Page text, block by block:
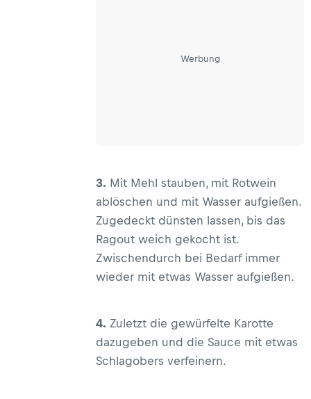
Werbung
3. Mit Mehl stauben, mit Rotwein
ablöschen und mit Wasser aufgießen.
Zugedeckt dünsten lassen, bis das
Ragout weich gekocht ist.
Zwischendurch bei Bedarf immer
wieder mit etwas Wasser aufgießen.
4. Zuletzt die gewürfelte Karotte
dazugeben und die Sauce mit etwas
Schlagobers verfeinern.